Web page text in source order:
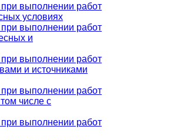
выполнении работ
условиях
выполнении работ
и
выполнении работ
и источниками
выполнении работ
числе с
выполнении работ